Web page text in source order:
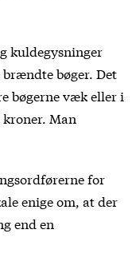
kuldegysninger
bøger. Det
bøgerne væk eller i
Man
for
enige om, at der
end en